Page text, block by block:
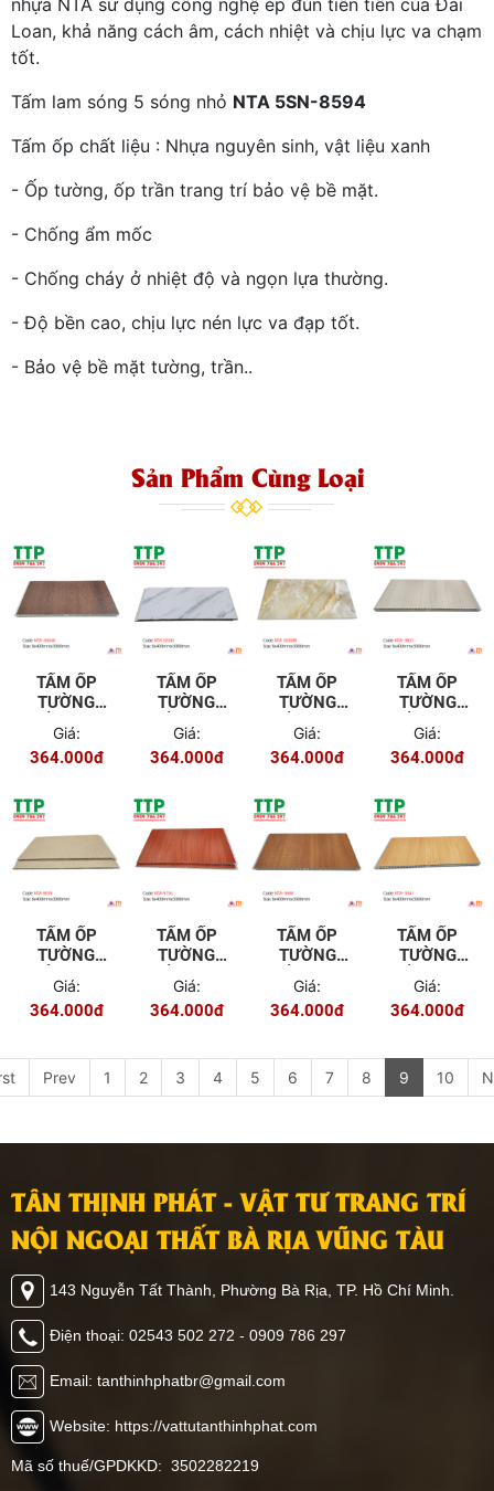
Loan, khả năng cách âm, cách nhiệt và chịu lực va chạm
tốt.
Tấm lam sóng 5 sóng nhỏ NTA 5SN-8594
Tấm ốp chất liệu : Nhựa nguyên sinh, vật liệu xanh
- Ốp tường, ốp trần trang trí bảo vệ bề mặt.
- Chống ẩm mốc
- Chống cháy ở nhiệt độ và ngọn lựa thường.
- Độ bền cao, chịu lực nén lực va đạp tốt.
- Bảo vệ bề mặt tường, trần..
Sản Phẩm Cùng Loại
TẤM ỐP
TƯỜNG
60046
Giá:
364.000đ
TẤM ỐP
TƯỜNG
50045
Giá:
364.000đ
TẤM ỐP
TƯỜNG
50008B
Giá:
364.000đ
TẤM ỐP
TƯỜNG
9857
Giá:
364.000đ
TẤM ỐP
TƯỜNG
TRẦN NTA
9839
Giá:
364.000đ
TẤM ỐP
TƯỜNG
TRẦN NTA
9756
Giá:
364.000đ
TẤM ỐP
TƯỜNG
TRẦN NTA
9688
Giá:
364.000đ
TẤM ỐP
TƯỜNG
TRẦN NTA
9341
Giá:
364.000đ
Prev 1 2 3 4 5 6 7 8 9 10
TÂN THỊNH PHÁT - VẬT TƯ TRANG TRÍ
NỘI NGOẠI THẤT BÀ RỊA VŨNG TÀU
143 Nguyễn Tất Thành, Phường Bà Rịa, TP. Hồ Chí Minh.
Điện thoại: 02543 502 272 - 0909 786 297
Email: tanthinhphatbr@gmail.com
Website: https://vattutanthinhphat.com
Mã số thuế/GPDKKD: 3502282219